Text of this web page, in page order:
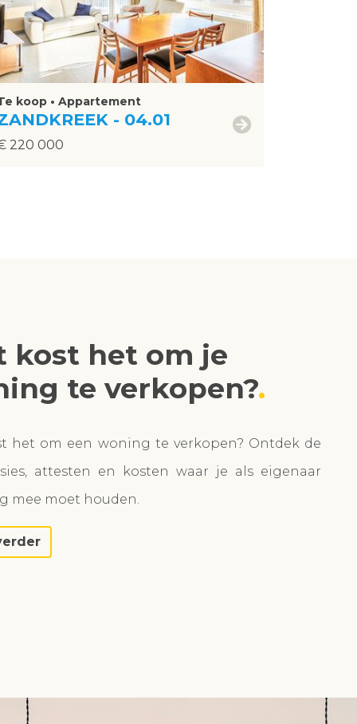
koop • Appartement
- 04.01
220 000
kost het om je
te verkopen?
het om een woning te verkopen? Ontdek de
attesten en kosten waar je als eigenaar
mee moet houden.